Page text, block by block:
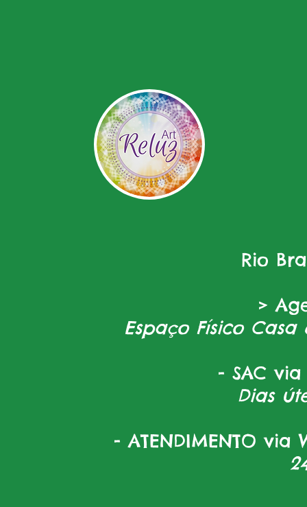
Rio
>
Espaço Físico Casa
- SAC via
Dias
- ATENDIMENTO via